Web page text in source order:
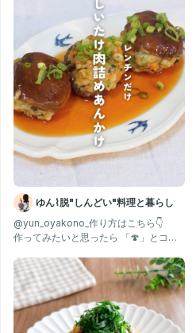
③色が変わったら、玉ねぎ・にんじ
④まいたけ、しめじを入れて合わせ
らかくなるまで蒸し煮にする。(2〜3
⑤★の調味料を合わせておく。
⑥野菜が柔らかくなったら、★の調
合わせる。
⑦お好みで小ネギを入れて炒め合わ
🌟ポイント🌟
・野菜をしっかり柔らかくする事で
ります。
少し固いだけでも口に残り出して
園では柔らかく仕上げています。
・今回しめじは冷凍の物を使用。
す。
ゆん⌇脱"しんどい"料理と暮らし
@yun_oyakono_作り方はこちら👇
作ってみたいと思ったら 「🍄」とコメ